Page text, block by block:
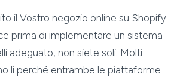
il Vostro negozio online su Shopify
prima di implementare un sistema
adeguato, non siete soli. Molti
lì perché entrambe le piattaforme